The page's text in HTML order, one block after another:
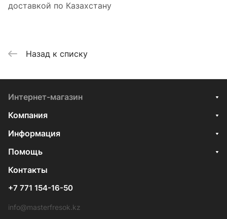
доставкой по Казахстану
Назад к списку
Интернет-магазин
Компания
Информация
Помощь
Контакты
+7 771 154-16-50
info@masterfresok.kz